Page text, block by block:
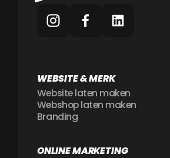
WEBSITE & MERK
Website laten maken
Webshop laten maken
Branding
ONLINE MARKETING